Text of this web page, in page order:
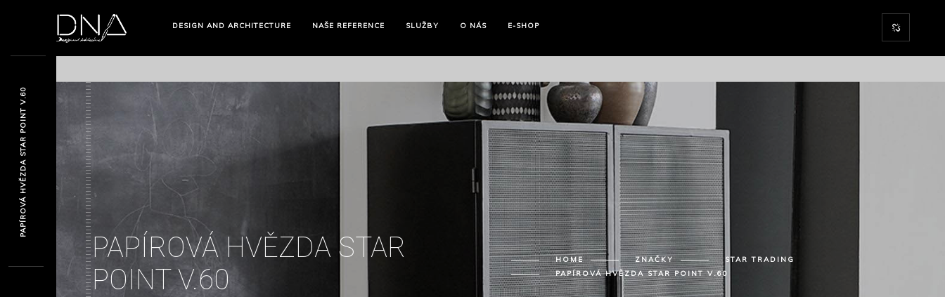
DESIGN AND ARCHITECTURE NAŠE REFERENCE SLUŽBY O NÁS E-SHOP
PAPÍROVÁ HVĚZDA STAR
POINT V.60
HOME ZNAČKY
STAR TRADING
PAPÍROVÁ HVĚZDA STAR POINT V.60
PAPÍROVÁ HVĚZDA STAR POINT V.60